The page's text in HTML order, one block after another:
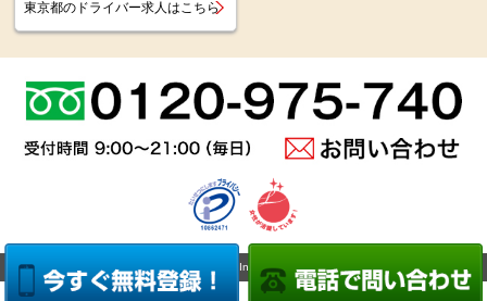
東京都のドライバー求人はこちら
Copyright (c) Az staff Inc. All Right Reserved.